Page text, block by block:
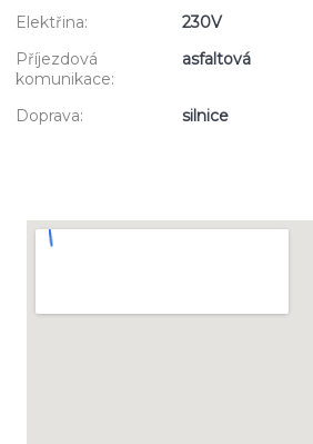
Elektřina:
230V
Příjezdová
komunikace:
asfaltová
Doprava: silnice